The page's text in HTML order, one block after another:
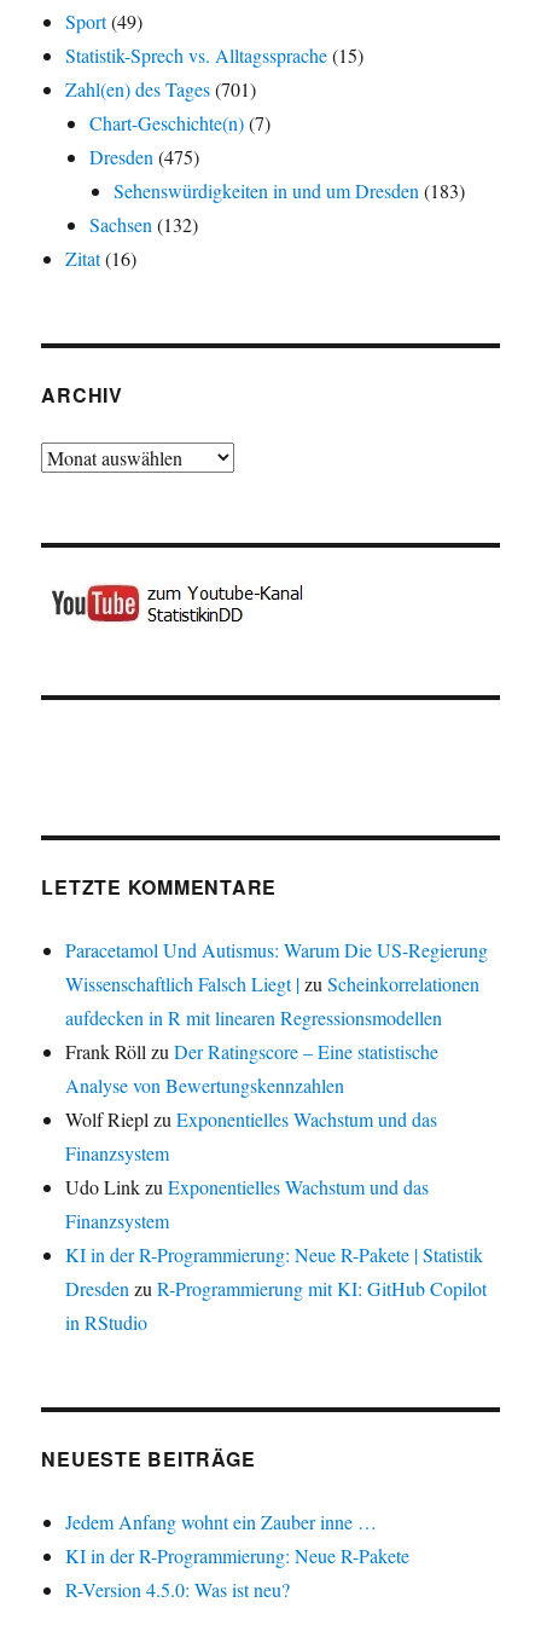
Sport(49)
Statistik-Sprech vs. Alltagssprache(15)
Zahl(en) des Tages(701)
Chart-Geschichte(n)(7)
Dresden (475)
Sehenswürdigkeiten in und um Dresden (183)
Sachsen (132)
Zitat(16)
ARCHIV
Archiv
LETZTE KOMMENTARE
Paracetamol Und Autismus: Warum Die US-Regierung
Wissenschaftlich Falsch Liegt |zuScheinkorrelationen
aufdecken in R mit linearen Regressionsmodellen
Frank Röll zuDer Ratingscore – Eine statistische
Analyse von Bewertungskennzahlen
Wolf Riepl zuExponentielles Wachstum und das
Finanzsystem
Udo LinkzuExponentielles Wachstum und das
Finanzsystem
KI in der R-Programmierung: Neue R-Pakete | Statistik
Dresden zuR-Programmierung mit KI: GitHub Copilot
in RStudio
NEUESTE BEITRÄGE
Jedem Anfang wohnt ein Zauber inne …
KI in der R-Programmierung: Neue R-Pakete
R-Version 4.5.0: Was ist neu?